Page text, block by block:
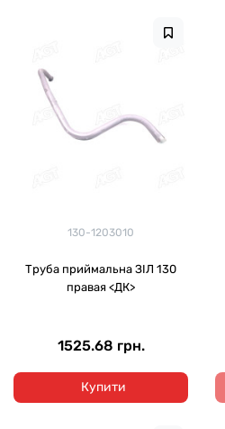
130-1203010
Труба приймальна ЗІЛ 130
правая <ДК>
1525.68 грн.
Купити